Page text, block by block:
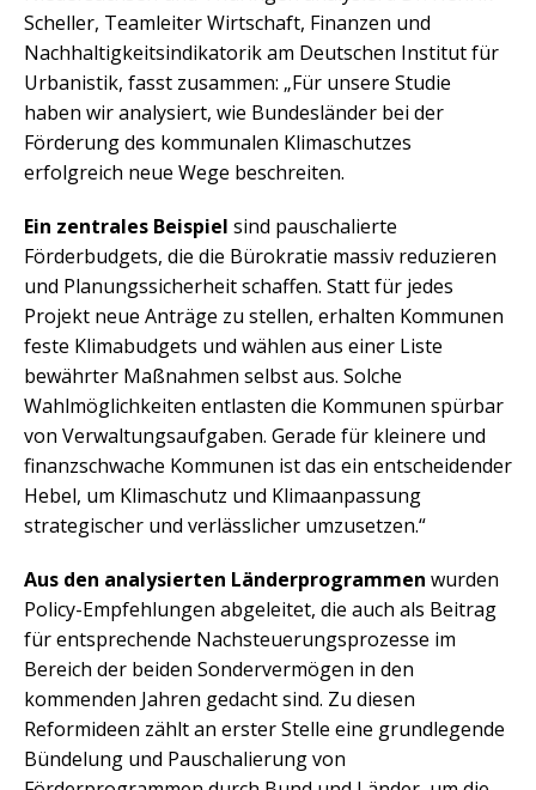
Scheller, Teamleiter Wirtschaft, Finanzen und
Nachhaltigkeitsindikatorik am Deutschen Institut für
Urbanistik, fasst zusammen: „Für unsere Studie
haben wir analysiert, wie Bundesländer bei der
Förderung des kommunalen Klimaschutzes
erfolgreich neue Wege beschreiten.
Ein zentrales Beispiel sind pauschalierte
Förderbudgets, die die Bürokratie massiv reduzieren
und Planungssicherheit schaffen. Statt für jedes
Projekt neue Anträge zu stellen, erhalten Kommunen
feste Klimabudgets und wählen aus einer Liste
bewährter Maßnahmen selbst aus. Solche
Wahlmöglichkeiten entlasten die Kommunen spürbar
von Verwaltungsaufgaben. Gerade für kleinere und
finanzschwache Kommunen ist das ein entscheidender
Hebel, um Klimaschutz und Klimaanpassung
strategischer und verlässlicher umzusetzen.“
Aus den analysierten Länderprogrammen wurden
Policy-Empfehlungen abgeleitet, die auch als Beitrag
für entsprechende Nachsteuerungsprozesse im
Bereich der beiden Sondervermögen in den
kommenden Jahren gedacht sind. Zu diesen
Reformideen zählt an erster Stelle eine grundlegende
Bündelung und Pauschalierung von